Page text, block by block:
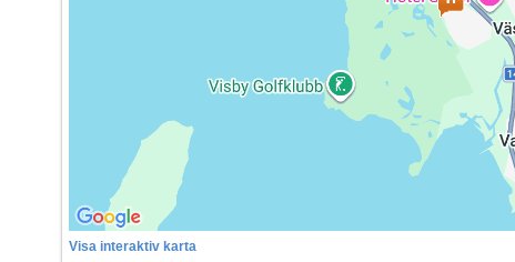
Visa interaktiv karta